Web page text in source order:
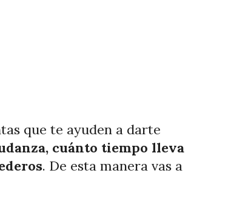
que te ayuden a darte
cuánto tiempo lleva
. De esta manera vas a